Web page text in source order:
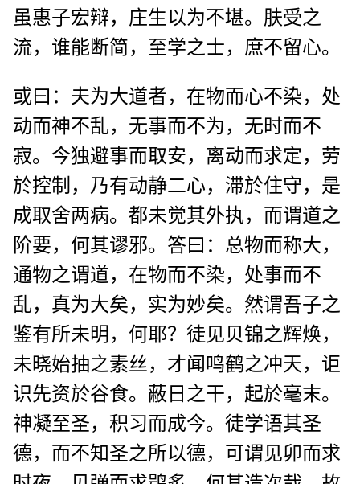
虽惠子宏辩，庄生以为不堪。肤受之
流，谁能断简，至学之士，庶不留心。
或曰：夫为大道者，在物而心不染，处
动而神不乱，无事而不为，无时而不
寂。今独避事而取安，离动而求定，劳
於控制，乃有动静二心，滞於住守，是
成取舍两病。都未觉其外执，而谓道之
阶要，何其谬邪。答曰：总物而称大，
通物之谓道，在物而不染，处事而不
乱，真为大矣，实为妙矣。然谓吾子之
鉴有所未明，何耶？徒见贝锦之辉焕，
未晓始抽之素丝，才闻鸣鹤之冲天，讵
识先资於谷食。蔽日之干，起於毫末。
神凝至圣，积习而成今。徒学语其圣
德，而不知圣之所以德，可谓见卯而求